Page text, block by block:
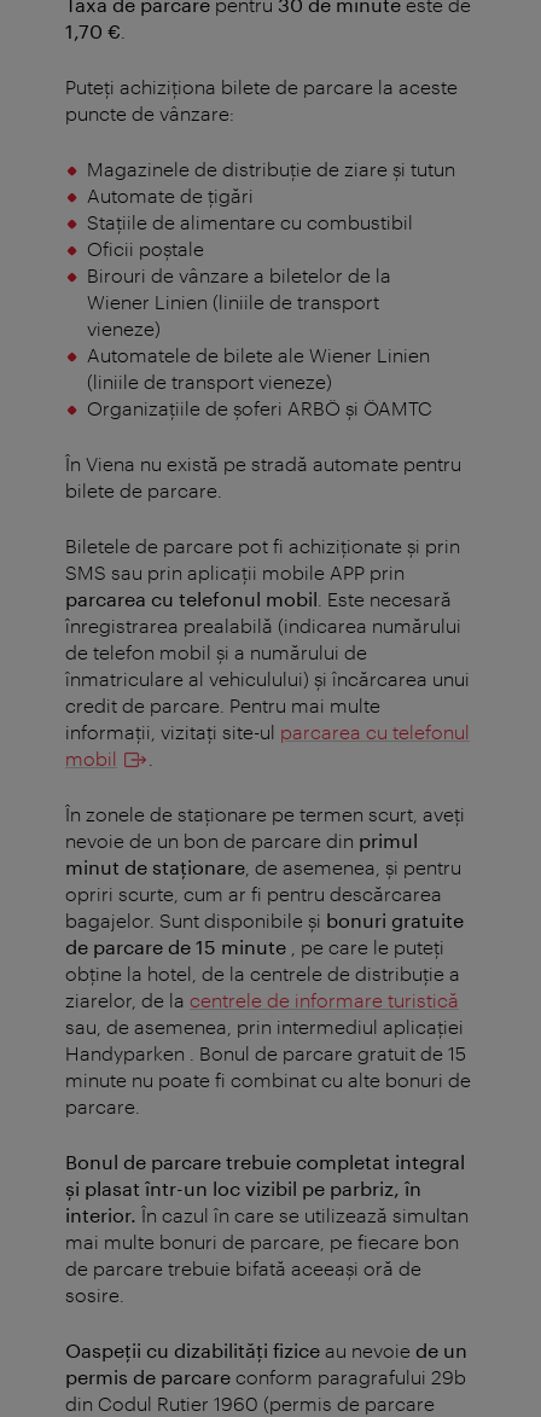
1,70 €
Puteți achiziționa bilete de parcare la aceste
puncte de vânzare:
Magazinele de distribuţie de ziare şi tutun
Automate de ţigări
Staţiile de alimentare cu combustibil
Oficii poştale
Birouri de vânzare a biletelor de la
Wiener Linien (liniile de transport
vieneze)
Automatele de bilete ale Wiener Linien
(liniile de transport vieneze)
Organizațiile de șoferi ARBÖ și ÖAMTC
În Viena nu există pe stradă automate pentru
bilete de parcare.
Biletele de parcare pot fi achiziționate și prin
SMS sau prin aplicații mobile APP prin
parcarea cu telefonul mobil . Este necesară
înregistrarea prealabilă (indicarea numărului
de telefon mobil și a numărului de
înmatriculare al vehiculului) și încărcarea unui
credit de parcare. Pentru mai multe
informaţii, vizitaţi site-ul parcarea cu telefonul
mobil
În zonele de staţionare pe termen scurt, aveţi
nevoie de un bon de parcare din primul
minut de staţionare , de asemenea, şi pentru
opriri scurte, cum ar fi pentru descărcarea
bagajelor. Sunt disponibile şi bonuri gratuite
de parcare de 15 minute
, pe care le puteţi
obţine la hotel, de la centrele de distribuţie a
ziarelor, de la centrele de informare turistică
sau, de asemenea, prin intermediul aplicaţiei
Handyparken . Bonul de parcare gratuit de 15
minute nu poate fi combinat cu alte bonuri de
parcare.
Bonul de parcare trebuie completat integral
şi plasat într-un loc vizibil pe parbriz, în
interior. În cazul în care se utilizează simultan
mai multe bonuri de parcare, pe fiecare bon
de parcare trebuie bifată aceeaşi oră de
sosire.
Oaspeţii cu dizabilităţi fizice au nevoie de un
permis de parcare conform paragrafului 29b
din Codul Rutier 1960 (permis de parcare